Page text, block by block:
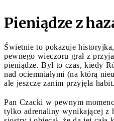
Pieniądze z
Świetnie to pokazuje
pewnego wieczoru grał z
pieniądze. Był to czas, kiedy
nad ociemniałymi (na którą
ale jeszcze zanim przyjęła habit.
Pan Czacki w pewnym
tylko adrenaliny wynikającej z